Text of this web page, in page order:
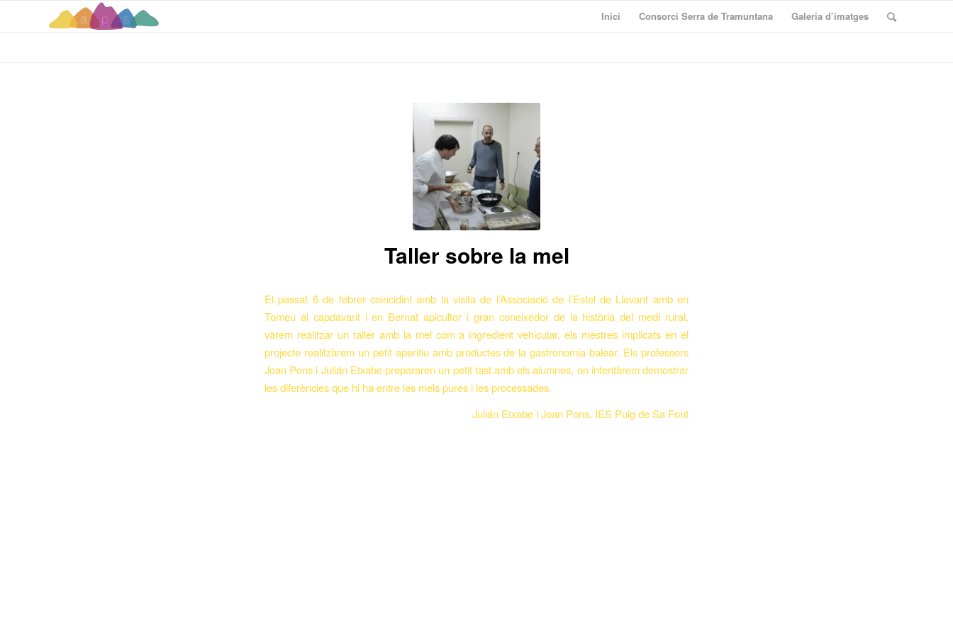
Inici Consorci Serra de Tramuntana Galeria d’imatges
Taller sobre la mel
El passat 6 de febrer coincidint amb la visita de l’Associació de l’Estel de Llevant amb en
Tomeu al capdavant i en Bernat apicultor i gran coneixedor de la història del medi rural,
vàrem realitzar un taller amb la mel com a ingredient vehicular, els mestres implicats en el
projecte realitzàrem un petit aperitiu amb productes de la gastronomia balear. Els professors
Joan Pons i Julián Etxabe prepararen un petit tast amb els alumnes, on intentàrem demostrar
les diferències que hi ha entre les mels pures i les processades.
Julián Etxabe i Joan Pons, IES Puig de Sa Font